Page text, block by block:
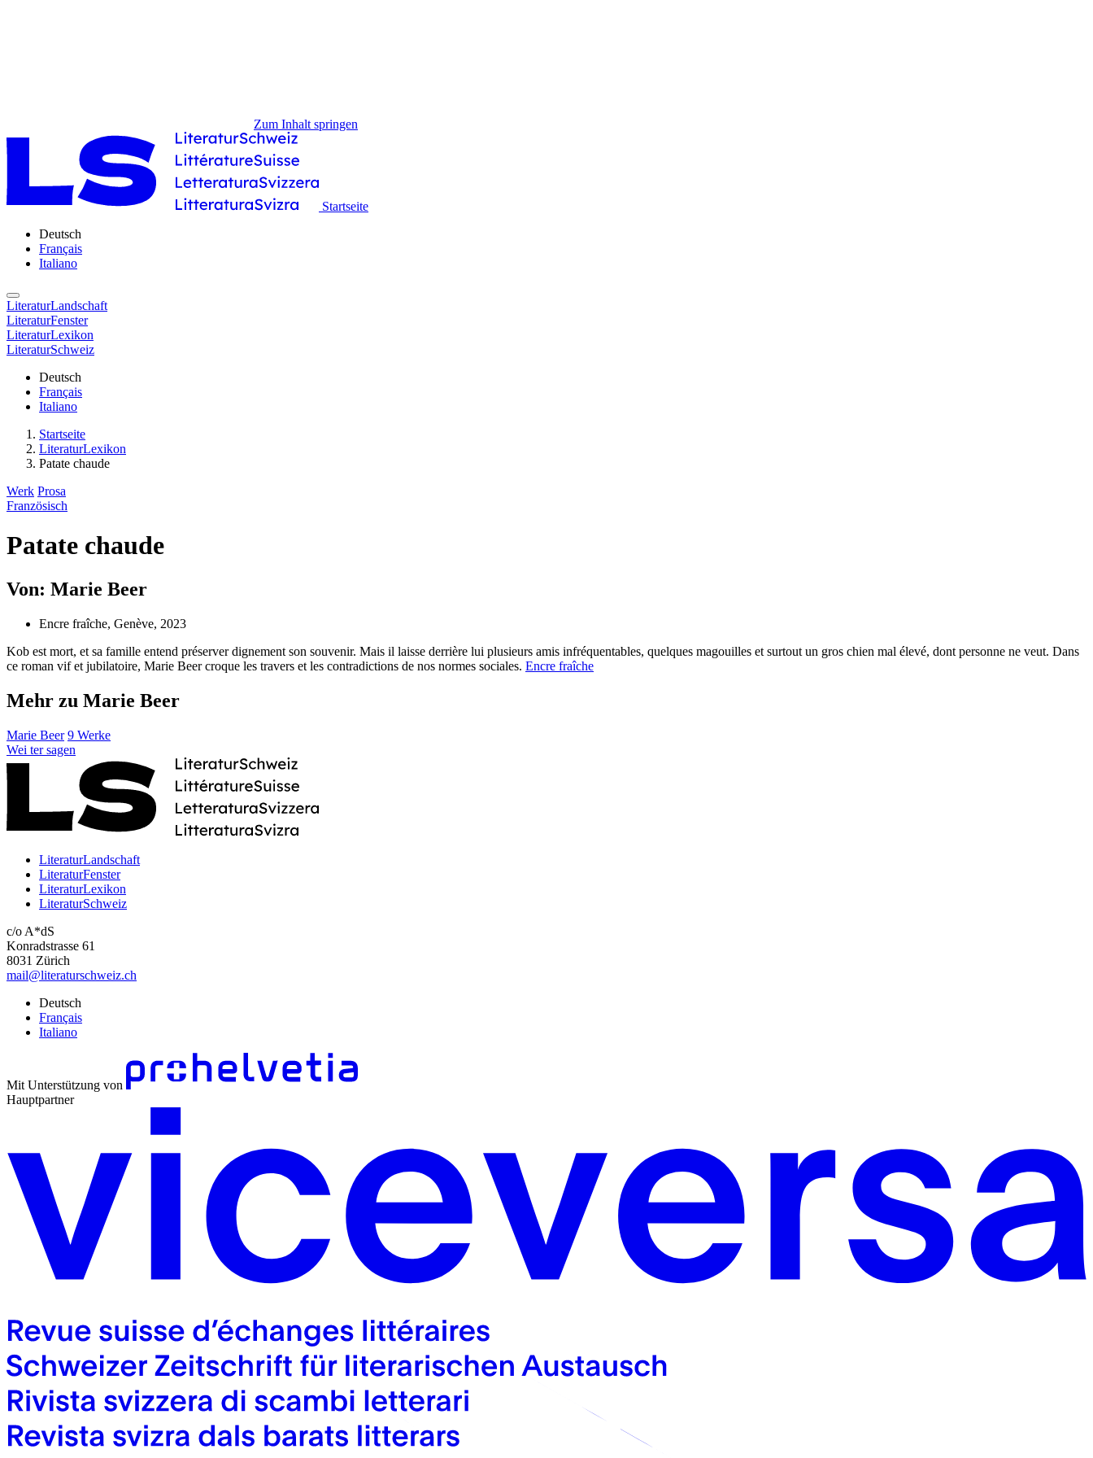
Zum Inhalt springen
Startseite
Deutsch
Français
Italiano
LiteraturLandschaft
LiteraturFenster
LiteraturLexikon
LiteraturSchweiz
Deutsch
Français
Italiano
Startseite
LiteraturLexikon
Patate chaude
Werk Prosa
Französisch
Patate chaude
Von: Marie Beer
Encre fraîche, Genève, 2023
Kob est mort, et sa famille entend préserver dignement son souvenir. Mais il laisse derrière lui plusieurs amis infréquentables, quelques magouilles et surtout un gros chien mal élevé, dont personne ne veut. Dans
ce roman vif et jubilatoire, Marie Beer croque les travers et les contradictions de nos normes sociales. Encre fraîche
Mehr zu Marie Beer
Marie Beer 9 Werke
Wei ter sagen
LiteraturLandschaft
LiteraturFenster
LiteraturLexikon
LiteraturSchweiz
c/o A*dS
Konradstrasse 61
8031 Zürich
mail@literaturschweiz.ch
Deutsch
Français
Italiano
Mit Unterstützung von
Hauptpartner